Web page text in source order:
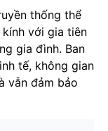
thống thể
với gia tiên
gia đình. Ban
tế, không gian
vẫn đảm bảo